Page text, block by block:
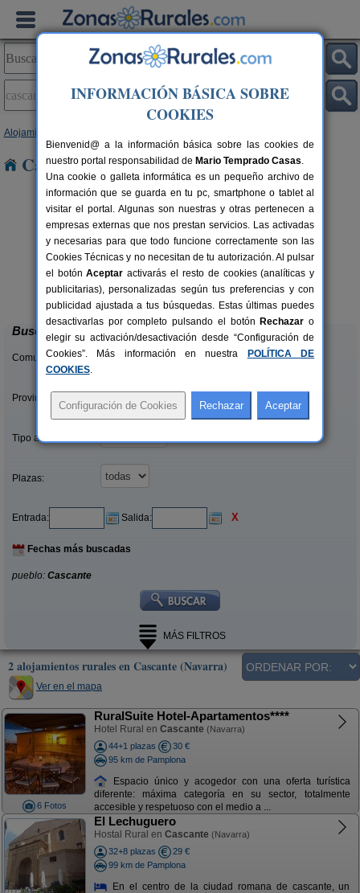
Alojamientos
Casas Rurales en Cascante
18-38 pers.
desde30 €
Casa Binahia
Arraioz (Navarra)
Buscar
Comunidades:
Provincias/Islas:
Tipo alquiler:
Plazas:
Entrada: Salida: X
Fechas más buscadas
pueblo: Cascante
MÁS FILTROS
2 alojamientos rurales en Cascante (Navarra)
Ver en el mapa
6 Fotos
RuralSuite Hotel-Apartamentos****
Hotel Rural en Cascante (Navarra)
44+1 plazas
30 €
95 km de Pamplona
Espacio único y acogedor con una oferta turística
diferente: máxima categoría en su sector, totalmente
accesible y respetuoso con el medio a ...
El Lechuguero
Hostal Rural en Cascante (Navarra)
32+8 plazas
29 €
99 km de Pamplona
En el centro de la ciudad romana de cascante, un
INFORMACIÓN BÁSICA SOBRE
COOKIES
Bienvenid@ a la información básica sobre las cookies de
nuestro portal responsabilidad de Mario Temprado Casas.
Una cookie o galleta informática es un pequeño archivo de
información que se guarda en tu pc, smartphone o tablet al
visitar el portal. Algunas son nuestras y otras pertenecen a
empresas externas que nos prestan servicios. Las activadas
y necesarias para que todo funcione correctamente son las
Cookies Técnicas y no necesitan de tu autorización. Al pulsar
el botónAceptar activarás el resto de cookies (analíticas y
publicitarias), personalizadas según tus preferencias y con
publicidad ajustada a tus búsquedas. Estas últimas puedes
desactivarlas por completo pulsando el botón Rechazar o
elegir su activación/desactivación desde “Configuración de
Cookies”. Más información en nuestra
POLÍTICA DE
COOKIES.